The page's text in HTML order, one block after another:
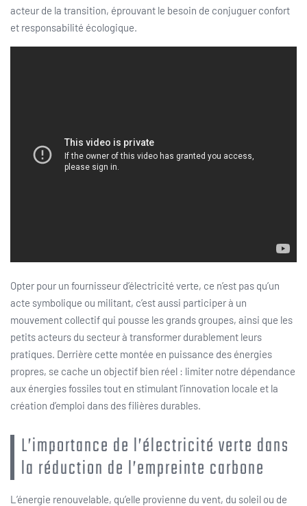
acteur de la transition, éprouvant le besoin de conjuguer confort
et responsabilité écologique.
Opter pour un fournisseur d’électricité verte, ce n’est pas qu’un
acte symbolique ou militant, c’est aussi participer à un
mouvement collectif qui pousse les grands groupes, ainsi que les
petits acteurs du secteur à transformer durablement leurs
pratiques. Derrière cette montée en puissance des énergies
propres, se cache un objectif bien réel : limiter notre dépendance
aux énergies fossiles tout en stimulant l’innovation locale et la
création d’emploi dans des filières durables.
L’importance de l’électricité verte dans
la réduction de l’empreinte carbone
L’énergie renouvelable, qu’elle provienne du vent, du soleil ou de